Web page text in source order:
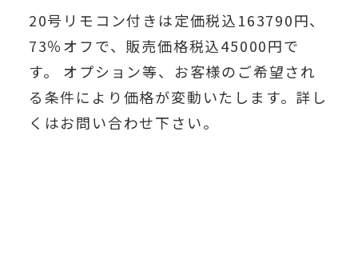
20号リモコン付きは定価税込163790円、
73％オフで、販売価格税込45000円で
す。 オプション等、お客様のご希望され
る条件により価格が変動いたします。詳し
くはお問い合わせ下さい。